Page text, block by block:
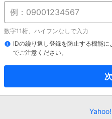
数字11桁、ハイフンなしで入力
IDの繰り返し登録を防止する機能
でご注意ください。